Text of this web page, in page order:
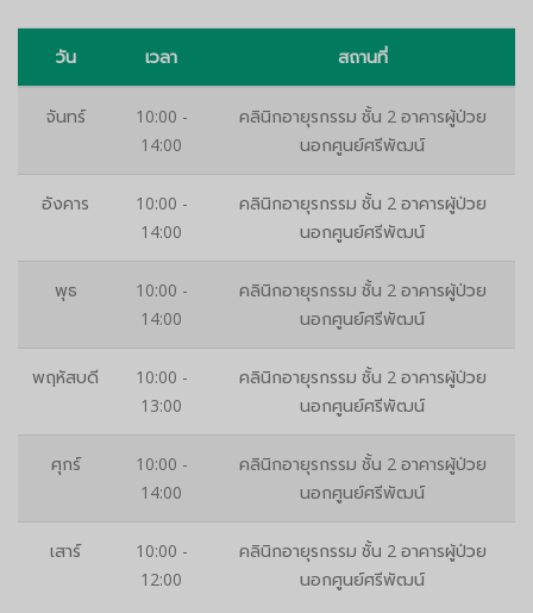
วัน เวลา สถานที่
จันทร์
10:00 -
14:00
คลินิกอายุรกรรม ชั้น 2 อาคารผู้ป่วย
นอกศูนย์ศรีพัฒน์
อังคาร
10:00 -
14:00
คลินิกอายุรกรรม ชั้น 2 อาคารผู้ป่วย
นอกศูนย์ศรีพัฒน์
พุธ
10:00 -
14:00
คลินิกอายุรกรรม ชั้น 2 อาคารผู้ป่วย
นอกศูนย์ศรีพัฒน์
พฤหัสบดี
10:00 -
13:00
คลินิกอายุรกรรม ชั้น 2 อาคารผู้ป่วย
นอกศูนย์ศรีพัฒน์
ศุกร์
10:00 -
14:00
คลินิกอายุรกรรม ชั้น 2 อาคารผู้ป่วย
นอกศูนย์ศรีพัฒน์
เสาร์
10:00 -
12:00
คลินิกอายุรกรรม ชั้น 2 อาคารผู้ป่วย
นอกศูนย์ศรีพัฒน์